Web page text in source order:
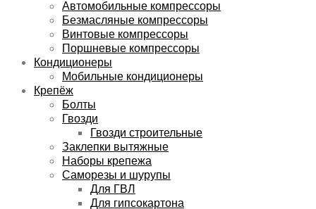
Автомобильные компрессоры
Безмасляные компрессоры
Винтовые компрессоры
Поршневые компрессоры
Кондиционеры
Мобильные кондиционеры
Крепёж
Болты
Гвозди
Гвозди строительные
Заклепки вытяжные
Наборы крепежа
Саморезы и шурупы
Для ГВЛ
Для гипсокартона